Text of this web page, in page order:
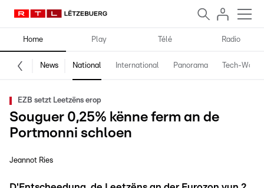
Home Play Télé Radio
News National International Panorama Tech-World
EZB setzt Leetzëns erop
Souguer 0,25% kënne ferm an de
Portmonni schloen
Jeannot Ries